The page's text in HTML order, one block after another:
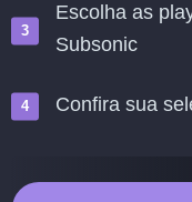
Escolha as
Subsonic
Confira sua